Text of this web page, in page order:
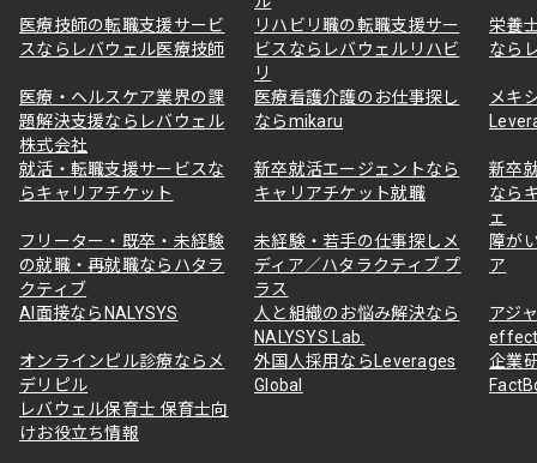
医療技師の転職支援サービ
スならレバウェル医療技師
リハビリ職の転職支援サー
ビスならレバウェルリハビ
リ
栄養
なら
医療・ヘルスケア業界の課
題解決支援ならレバウェル
株式会社
医療看護介護のお仕事探し
ならmikaru
メキ
就活・転職支援サービスな
らキャリアチケット
新卒就活エージェントなら
キャリアチケット就職
新卒
なら
ェ
フリーター・既卒・未経験
の就職・再就職ならハタラ
クティブ
未経験・若手の仕事探しメ
ディア／ハタラクティブ プ
ラス
障が
ア
AI面接ならNALYSYS
人と組織のお悩み解決なら
NALYSYS Lab.
アジ
オンラインピル診療ならメ
デリピル
外国人採用ならLeverages
Global
企業
レバウェル保育士 保育士向
けお役立ち情報